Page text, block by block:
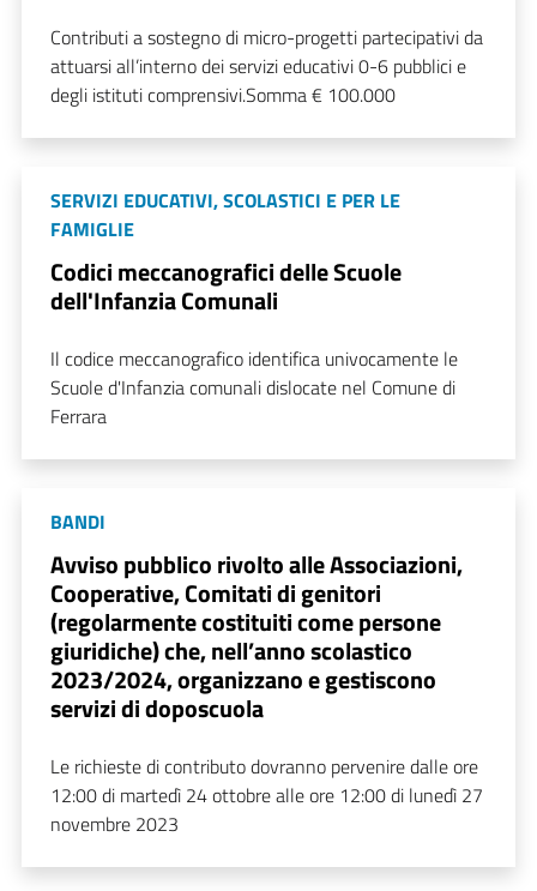
Contributi a sostegno di micro-progetti partecipativi da
attuarsi all’interno dei servizi educativi 0-6 pubblici e
degli istituti comprensivi.Somma € 100.000
SERVIZI EDUCATIVI, SCOLASTICI E PER LE
FAMIGLIE
Codici meccanografici delle Scuole
dell'Infanzia Comunali
Il codice meccanografico identifica univocamente le
Scuole d'Infanzia comunali dislocate nel Comune di
Ferrara
BANDI
Avviso pubblico rivolto alle Associazioni,
Cooperative, Comitati di genitori
(regolarmente costituiti come persone
giuridiche) che, nell’anno scolastico
2023/2024, organizzano e gestiscono
servizi di doposcuola
Le richieste di contributo dovranno pervenire dalle ore
12:00 di martedì 24 ottobre alle ore 12:00 di lunedì 27
novembre 2023